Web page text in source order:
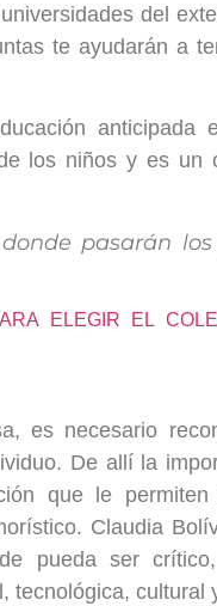
del
te ayudarán a
anticipada
los niños y es un
pasarán
ELEGIR EL
es necesario
De allí la
que le
Claudia
pueda ser
tecnológica, cultural